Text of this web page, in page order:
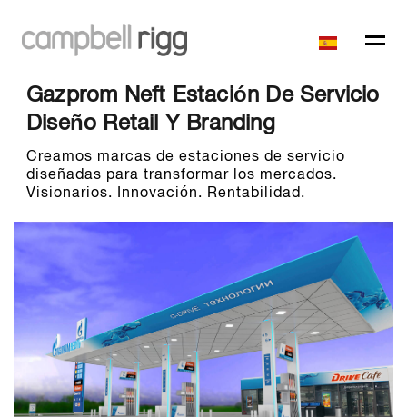
Gazprom Neft Estación De Servicio
Diseño Retail Y Branding
Creamos marcas de estaciones de servicio
diseñadas para transformar los mercados.
Visionarios. Innovación. Rentabilidad.